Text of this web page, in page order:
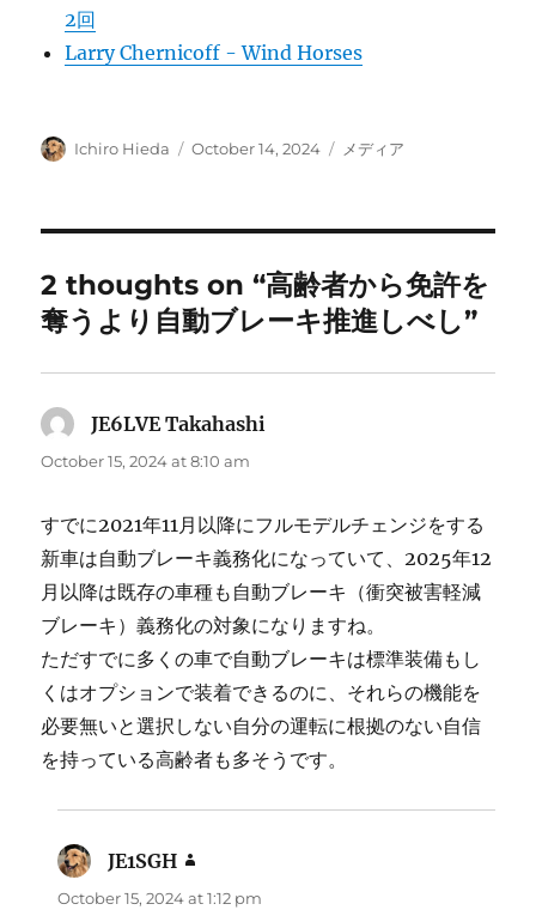
2回
Larry Chernicoff - Wind Horses
Author
Ichiro Hieda
Posted
October 14, 2024 Categories
メディア
2 thoughts on “高齢者から免許を
奪うより自動ブレーキ推進しべし”
JE6LVE Takahashi
October 15, 2024 at 8:10 am
すでに2021年11月以降にフルモデルチェンジをする
新車は自動ブレーキ義務化になっていて、2025年12
月以降は既存の車種も自動ブレーキ（衝突被害軽減
ブレーキ）義務化の対象になりますね。
ただすでに多くの車で自動ブレーキは標準装備もし
くはオプションで装着できるのに、それらの機能を
必要無いと選択しない自分の運転に根拠のない自信
を持っている高齢者も多そうです。
JE1SGH
October 15, 2024 at 1:12 pm